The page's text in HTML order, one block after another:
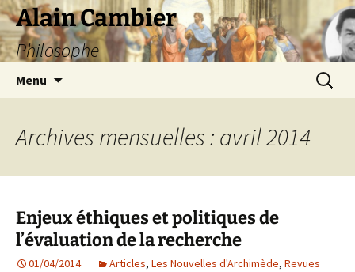
Aller
au
contenu
Alain Cambier
Philosophe
Menu
Archives mensuelles : avril 2014
Enjeux éthiques et politiques de
l’évaluation de la recherche
01/04/2014 Articles, Les Nouvelles d'Archimède, Revues